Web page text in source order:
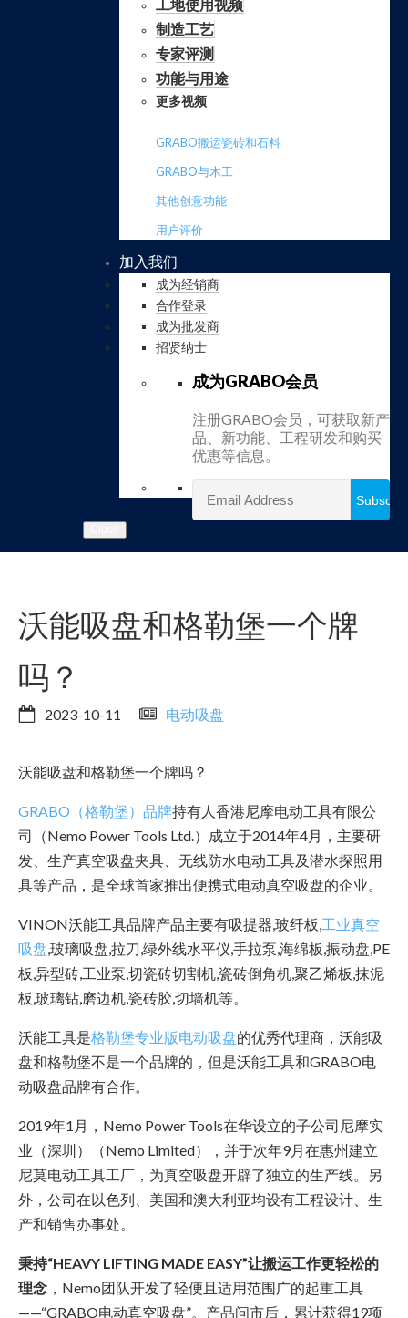
工地使用视频
制造工艺
专家评测
功能与用途
更多视频
GRABO搬运瓷砖和石料
GRABO与木工
其他创意功能
用户评价
加入我们
成为经销商
合作登录
成为批发商
招贤纳士
成为GRABO会员
注册GRABO会员，可获取新产
品、新功能、工程研发和购买
优惠等信息。
沃能吸盘和格勒堡一个牌
吗？
2023-10-11 电动吸盘
沃能吸盘和格勒堡一个牌吗？
GRABO（格勒堡）品牌持有人香港尼摩电动工具有限公
司（Nemo Power Tools Ltd.）成立于2014年4月，主要研
发、生产真空吸盘夹具、无线防水电动工具及潜水探照用
具等产品，是全球首家推出便携式电动真空吸盘的企业。
VINON沃能工具品牌产品主要有吸提器,玻纤板,工业真空
吸盘,玻璃吸盘,拉刀,绿外线水平仪,手拉泵,海绵板,振动盘,PE
板,异型砖,工业泵,切瓷砖切割机,瓷砖倒角机,聚乙烯板,抹泥
板,玻璃钻,磨边机,瓷砖胶,切墙机等。
沃能工具是格勒堡专业版电动吸盘的优秀代理商，沃能吸
盘和格勒堡不是一个品牌的，但是沃能工具和GRABO电
动吸盘品牌有合作。
2019年1月，Nemo Power Tools在华设立的子公司尼摩实
业（深圳）（Nemo Limited），并于次年9月在惠州建立
尼莫电动工具工厂，为真空吸盘开辟了独立的生产线。另
外，公司在以色列、美国和澳大利亚均设有工程设计、生
产和销售办事处。
秉持“HEAVY LIFTING MADE EASY”让搬运工作更轻松的
理念 ，Nemo团队开发了轻便且适用范围广的起重工具
——“GRABO电动真空吸盘”。产品问市后，累计获得19项